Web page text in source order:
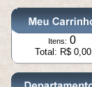
Itens: 0
Total: R$ 0,00